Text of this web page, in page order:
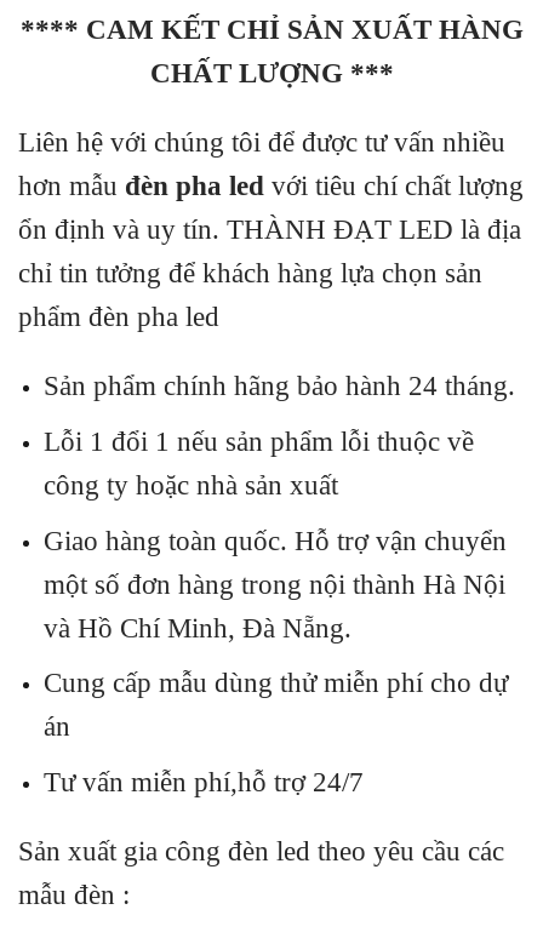
**** CAM KẾT CHỈ SẢN XUẤT HÀNG
CHẤT LƯỢNG ***
Liên hệ với chúng tôi để được tư vấn nhiều
hơn mẫu đèn pha led với tiêu chí chất lượng
ổn định và uy tín. THÀNH ĐẠT LED là địa
chỉ tin tưởng để khách hàng lựa chọn sản
phẩm đèn pha led
Sản phẩm chính hãng bảo hành 24 tháng.
Lỗi 1 đổi 1 nếu sản phẩm lỗi thuộc về
công ty hoặc nhà sản xuất
Giao hàng toàn quốc. Hỗ trợ vận chuyển
một số đơn hàng trong nội thành Hà Nội
và Hồ Chí Minh, Đà Nẵng.
Cung cấp mẫu dùng thử miễn phí cho dự
án
Tư vấn miễn phí,hỗ trợ 24/7
Sản xuất gia công đèn led theo yêu cầu các
mẫu đèn :